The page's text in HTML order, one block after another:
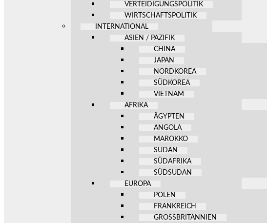
VERTEIDIGUNGSPOLITIK
WIRTSCHAFTSPOLITIK
INTERNATIONAL
ASIEN / PAZIFIK
CHINA
JAPAN
NORDKOREA
SÜDKOREA
VIETNAM
AFRIKA
ÄGYPTEN
ANGOLA
MAROKKO
SUDAN
SÜDAFRIKA
SÜDSUDAN
EUROPA
POLEN
FRANKREICH
GROSSBRITANNIEN